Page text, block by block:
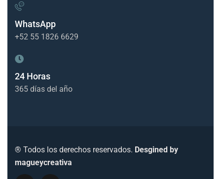
WhatsApp
+52 55 1826 6629
24 Horas
365 días del año
® Todos los derechos reservados. Desgined by
magueycreativa